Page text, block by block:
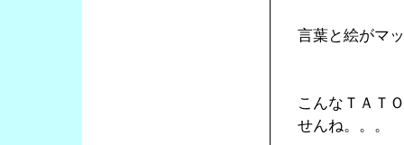
言葉と絵がマ
こんなＴＡＴ
せんね。。。